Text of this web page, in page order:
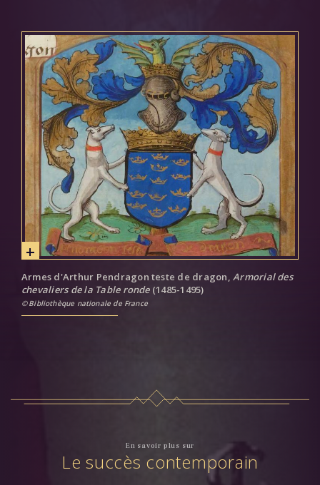
Armes d'Arthur Pendragon teste de dragon,Armorial des
chevaliers de la Table ronde(1485-1495)
Bibliothèque nationale de France
En savoir plus sur
Le succès contemporain